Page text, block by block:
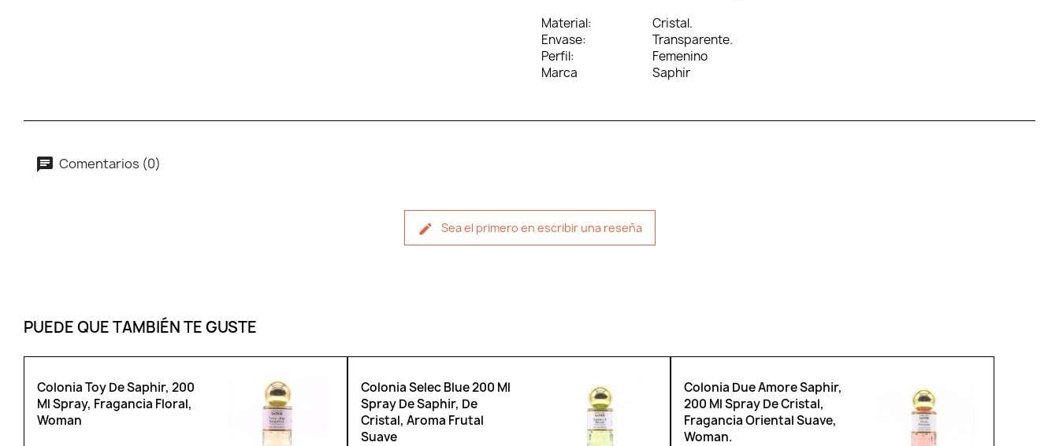
Material:
Cristal.
Envase:
Transparente.
Perfil:
Femenino
Marca
Saphir
Comentarios (0)
Sea el primero en escribir una reseña
PUEDE QUE TAMBIÉN TE GUSTE
Colonia Toy De Saphir, 200
Ml Spray, Fragancia Floral,
Woman
Colonia Selec Blue 200 Ml
Spray De Saphir, De
Cristal, Aroma Frutal
Suave
Colonia Due Amore Saphir,
200 Ml Spray De Cristal,
Fragancia Oriental Suave,
Woman.